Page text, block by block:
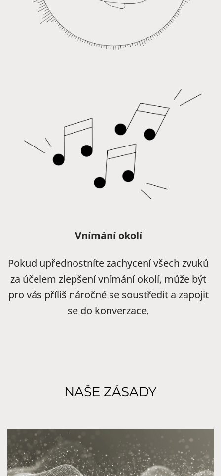
Vnímání okolí
Pokud upřednostníte zachycení všech zvuků
za účelem zlepšení vnímání okolí, může být
pro vás příliš náročné se soustředit a zapojit
se do konverzace.
NAŠE ZÁSADY